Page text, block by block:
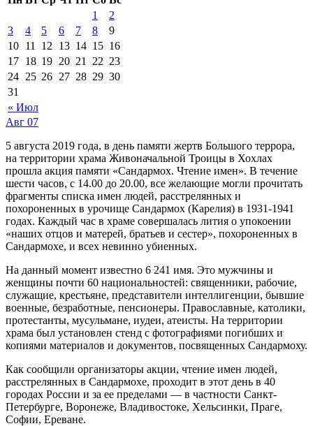
« Июл
1
2
3
4 5 6 7 8
9
10 11 12 13 14 15 16
17 18 19 20 21 22 23
24 25 26 27 28 29 30
31
Авг 07
5 августа 2019 года, в день памяти жертв Большого террора,
на территории храма Живоначальной Троицы в Хохлах
прошла акция памяти «Сандармох. Чтение имен». В течение
шести часов, с 14.00 до 20.00, все желающие могли прочитать
фрагменты списка имен людей, расстрелянных и
похороненных в урочище Сандармох (Карелия) в 1931-1941
годах. Каждый час в храме совершалась лития о упокоении
«наших отцов и матерей, братьев и сестер», похороненных в
Сандармохе, и всех невинно убиенных.
На данный момент известно 6 241 имя. Это мужчины и
женщины почти 60 национальностей: священники, рабочие,
служащие, крестьяне, представители интеллигенции, бывшие
военные, безработные, пенсионеры. Православные, католики,
протестанты, мусульмане, иудеи, атеисты. На территории
храма был установлен стенд с фотографиями погибших и
копиями материалов и документов, посвященных Сандармоху.
Как сообщили организаторы акции, чтение имен людей,
расстрелянных в Сандармохе, проходит в этот день в 40
городах России и за ее пределами — в частности Санкт-
Петербурге, Воронеже, Владивостоке, Хельсинки, Праге,
Софии, Ереване.